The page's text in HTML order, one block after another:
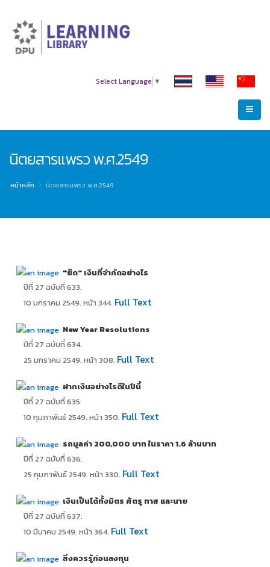
Select Language ▼
นิตยสารแพรว พ.ศ.2549
หน้าหลัก นิตยสารแพรว พ.ศ.2549
"ยืด" เงินที่จำกัดอย่างไร
ปีที่ 27 ฉบับที่ 633.
10 มกราคม 2549. หน้า 344. Full Text
New Year Resolutions
ปีที่ 27 ฉบับที่ 634.
25 มกราคม 2549. หน้า 308. Full Text
ฝากเงินอย่างไรดีในปีนี้
ปีที่ 27 ฉบับที่ 635.
10 กุมภาพันธ์ 2549. หน้า 350. Full Text
รถมูลค่า 200,000 บาท ในราคา 1.6 ล้านบาท
ปีที่ 27 ฉบับที่ 636.
25 กุมภาพันธ์ 2549. หน้า 330. Full Text
เงินเป็นได้ทั้งมิตร ศัตรู ทาส และนาย
ปีที่ 27 ฉบับที่ 637.
10 มีนาคม 2549. หน้า 364. Full Text
สิ่งควรรู้ก่อนลงทุน